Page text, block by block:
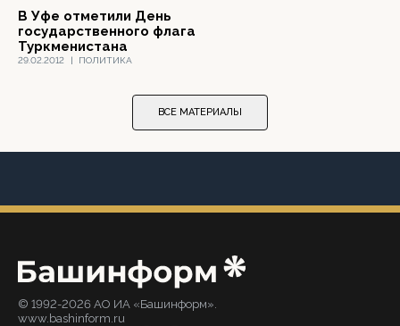
29.02.2012 | ПОЛИТИКА
В Уфе отметили День
государственного флага
Туркменистана
ВСЕ МАТЕРИАЛЫ
© 1992-2026 АО ИА «Башинформ».
www.bashinform.ru